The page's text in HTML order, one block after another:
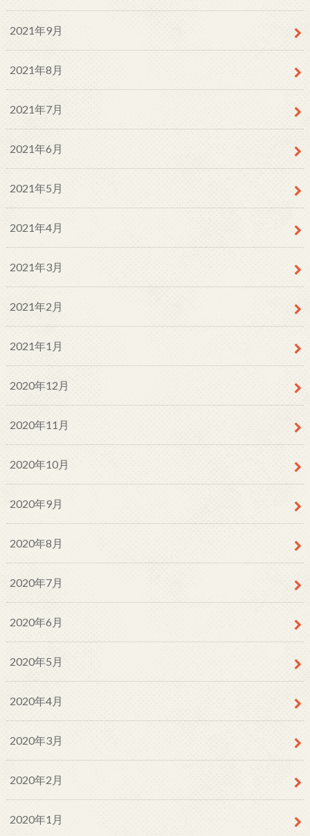
2021年9月
2021年8月
2021年7月
2021年6月
2021年5月
2021年4月
2021年3月
2021年2月
2021年1月
2020年12月
2020年11月
2020年10月
2020年9月
2020年8月
2020年7月
2020年6月
2020年5月
2020年4月
2020年3月
2020年2月
2020年1月